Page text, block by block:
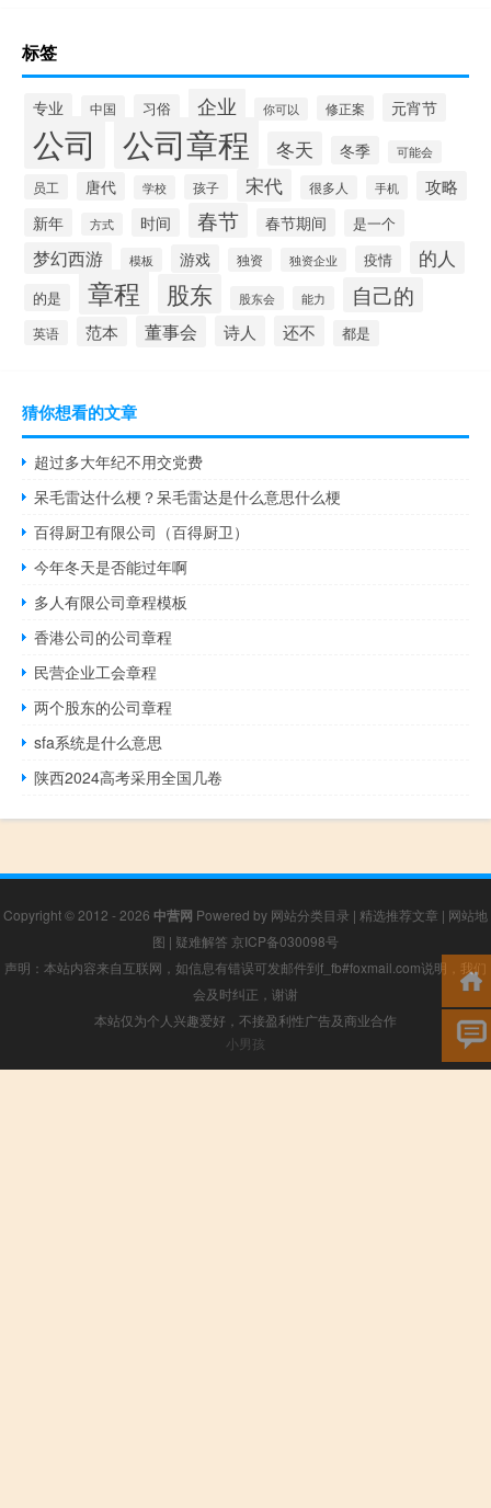
标签
专业 中国 习俗 企业 你可以 修正案 元宵节
公司 公司章程 冬天 冬季 可能会
员工 唐代 学校 孩子 宋代 很多人 手机 攻略
新年 方式 时间 春节 春节期间 是一个
梦幻西游 模板 游戏 独资 独资企业 疫情 的人
的是 章程 股东 股东会 能力 自己的
英语 范本 董事会 诗人 还不 都是
猜你想看的文章
超过多大年纪不用交党费
呆毛雷达什么梗？呆毛雷达是什么意思什么梗
百得厨卫有限公司（百得厨卫）
今年冬天是否能过年啊
多人有限公司章程模板
香港公司的公司章程
民营企业工会章程
两个股东的公司章程
sfa系统是什么意思
陕西2024高考采用全国几卷
Copyright © 2012 - 2026 中营网 Powered by 网站分类目录 | 精选推荐文章 | 网站地
图 | 疑难解答 京ICP备030098号
声明：本站内容来自互联网，如信息有错误可发邮件到f_fb#foxmail.com说明，我们
会及时纠正，谢谢
本站仅为个人兴趣爱好，不接盈利性广告及商业合作
小男孩